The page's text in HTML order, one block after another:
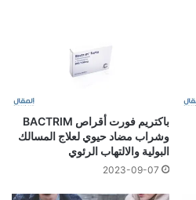
باكتريم فورت أقراص BACTRIM
وشراب مضاد حيوي لعلاج المسالك
البولية والالتهاب الرئوي
2023-09-07